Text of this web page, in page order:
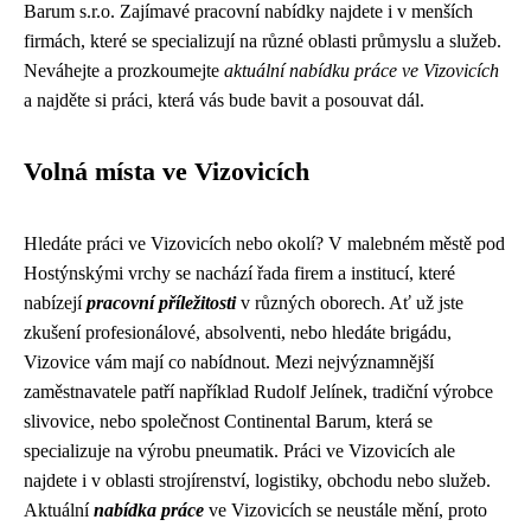
Barum s.r.o. Zajímavé pracovní nabídky najdete i v menších
firmách, které se specializují na různé oblasti průmyslu a služeb.
Neváhejte a prozkoumejte aktuální nabídku práce ve Vizovicích
a najděte si práci, která vás bude bavit a posouvat dál.
Volná místa ve Vizovicích
Hledáte práci ve Vizovicích nebo okolí? V malebném městě pod
Hostýnskými vrchy se nachází řada firem a institucí, které
nabízejípracovní příležitostiv různých oborech. Ať už jste
zkušení profesionálové, absolventi, nebo hledáte brigádu,
Vizovice vám mají co nabídnout. Mezi nejvýznamnější
zaměstnavatele patří například Rudolf Jelínek, tradiční výrobce
slivovice, nebo společnost Continental Barum, která se
specializuje na výrobu pneumatik. Práci ve Vizovicích ale
najdete i v oblasti strojírenství, logistiky, obchodu nebo služeb.
Aktuálnínabídka práce ve Vizovicích se neustále mění, proto